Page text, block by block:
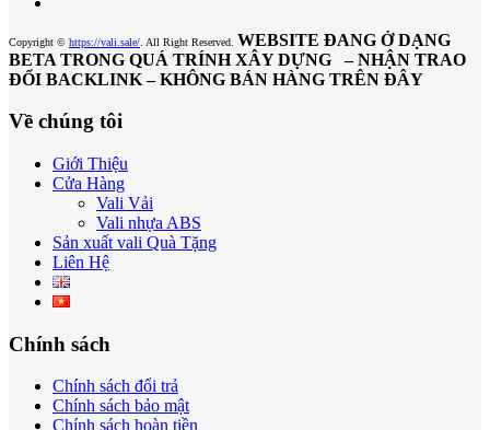
Copyright © https://vali.sale/ . All Right Reserved. WEBSITE ĐANG Ở DẠNG
BETA TRONG QUÁ TRÍNH XÂY DỰNG – NHẬN TRAO
ĐỔI BACKLINK – KHÔNG BÁN HÀNG TRÊN ĐÂY
Về chúng tôi
Giới Thiệu
Cửa Hàng
Vali Vải
Vali nhựa ABS
Sản xuất vali Quà Tặng
Liên Hệ
Chính sách
Chính sách đổi trả
Chính sách bảo mật
Chính sách hoàn tiền